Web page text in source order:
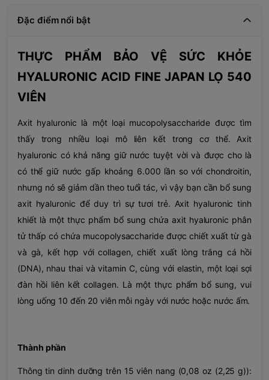
Đặc điểm nổi bật
THỰC PHẨM BẢO VỆ SỨC KHỎE
HYALURONIC ACID FINE JAPAN LỌ 540
VIÊN
Axit hyaluronic là một loại mucopolysaccharide được tìm
thấy trong nhiều loại mô liên kết trong cơ thể. Axit
hyaluronic có khả năng giữ nước tuyệt vời và được cho là
có thể giữ nước gấp khoảng 6.000 lần so với chondroitin,
nhưng nó sẽ giảm dần theo tuổi tác, vì vậy bạn cần bổ sung
axit hyaluronic để duy trì sự tươi trẻ. Axit hyaluronic tinh
khiết là một thực phẩm bổ sung chứa axit hyaluronic phân
tử thấp có chứa mucopolysaccharide được chiết xuất từ ​​gà
và gà, kết hợp với collagen, chiết xuất lòng trắng cá hồi
(DNA), nhau thai và vitamin C, cùng với elastin, một loại sợi
đàn hồi liên kết collagen. Là một thực phẩm bổ sung, vui
lòng uống 10 đến 20 viên mỗi ngày với nước hoặc nước ấm.
Thành phần
Thông tin dinh dưỡng trên 15 viên nang (0,08 oz (2,25 g)):